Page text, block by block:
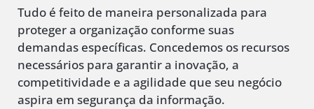
Tudo é feito de maneira personalizada para
proteger a organização conforme suas
demandas específicas. Concedemos os recursos
necessários para garantir a inovação, a
competitividade e a agilidade que seu negócio
aspira em segurança da informação.